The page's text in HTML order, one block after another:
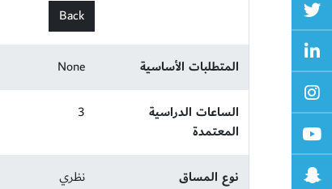
Back
المتطلبات الأساسية None
الساعات الدراسية
المعتمدة
3
نوع المساق نظري